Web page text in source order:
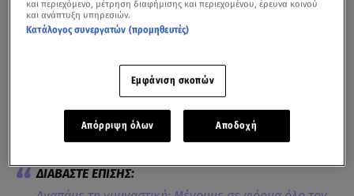
που ακούμε συνήθως, είναι να περιορίσουμε τους
υδατάνθρακες. Είναι μεν σημαντικό για να χάσουμε κιλά,
αλλά αποδεικνύεται ότι τελικά χρειάζονται να υπάρχουν
στη διατροφή μας.
και περιεχόμενο, μέτρηση διαφήμισης και περιεχομένου, έρευνα κοινού
και ανάπτυξη υπηρεσιών.
Κατάλογος συνεργατών (προμηθευτές)
Εμφάνιση σκοπών
Απόρριψη όλων Αποδοχή